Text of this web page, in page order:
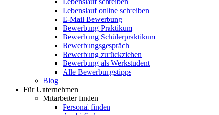
Lebenslauf schreiben
Lebenslauf online schreiben
E-Mail Bewerbung
Bewerbung Praktikum
Bewerbung Schülerpraktikum
Bewerbungsgespräch
Bewerbung zurückziehen
Bewerbung als Werkstudent
Alle Bewerbungstipps
Blog
Für Unternehmen
Mitarbeiter finden
Personal finden